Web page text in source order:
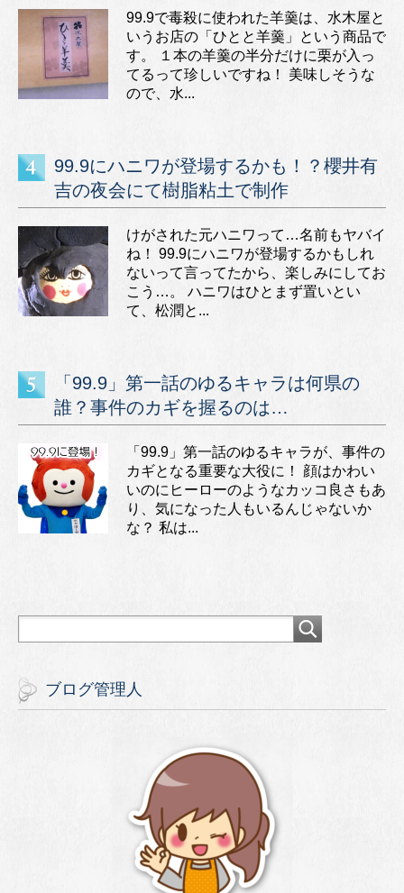
99.9で毒殺に使われた羊羹は、水木屋と
いうお店の「ひとと羊羹」という商品で
す。 １本の羊羹の半分だけに栗が入っ
てるって珍しいですね！ 美味しそうな
ので、水...
99.9にハニワが登場するかも！？櫻井有
吉の夜会にて樹脂粘土で制作
けがされた元ハニワって…名前もヤバイ
ね！ 99.9にハニワが登場するかもしれ
ないって言ってたから、楽しみにしてお
こう…。 ハニワはひとまず置いとい
て、松潤と...
「99.9」第一話のゆるキャラは何県の
誰？事件のカギを握るのは…
「99.9」第一話のゆるキャラが、事件の
カギとなる重要な大役に！ 顔はかわい
いのにヒーローのようなカッコ良さもあ
り、気になった人もいるんじゃないか
な？ 私は...
ブログ管理人